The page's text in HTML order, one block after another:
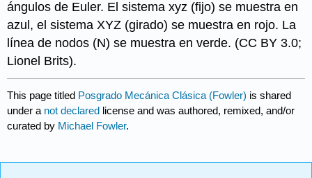
ángulos de Euler. El sistema xyz (fijo) se muestra en
azul, el sistema XYZ (girado) se muestra en rojo. La
línea de nodos (N) se muestra en verde. (CC BY 3.0;
Lionel Brits).
This page titled Posgrado Mecánica Clásica (Fowler) is shared
under a not declared license and was authored, remixed, and/or
curated by Michael Fowler.